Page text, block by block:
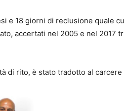
e 18 giorni di reclusione quale
accertati nel 2005 e nel 2017
di rito, è stato tradotto al